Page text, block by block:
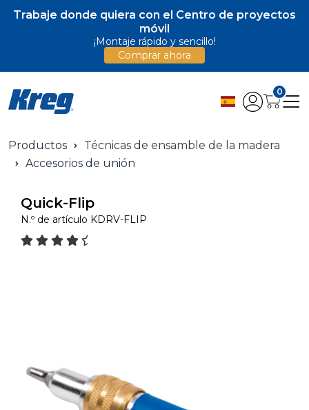
Trabaje donde quiera con el Centro de proyectos
móvil
¡Montaje rápido y sencillo!
Comprar ahora
0
Productos
Técnicas de ensamble de la madera
Accesorios de unión
Quick-Flip
N.º de artículo KDRV-FLIP